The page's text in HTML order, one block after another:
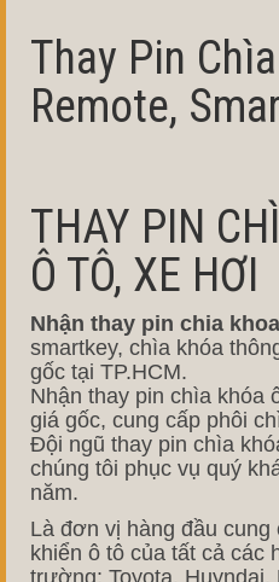
Thay Pin
Remote,
THAY PIN
Ô TÔ, XE HƠI
Nhận thay pin chia
smartkey, chìa khóa
gốc tại TP.HCM.
Nhận thay pin chìa khóa
giá gốc, cung cấp phôi
Đội ngũ thay pin chìa
chúng tôi phục vụ quý
năm.
Là đơn vị hàng đầu
khiển ô tô của tất cả các